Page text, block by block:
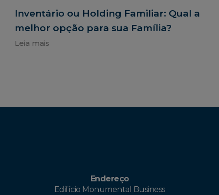
Inventário ou Holding Familiar: Qual a
melhor opção para sua Família?
Leia mais
Endereço
Edifício Monumental Business